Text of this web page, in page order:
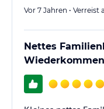
Vor 7 Jahren • Verreist
Nettes